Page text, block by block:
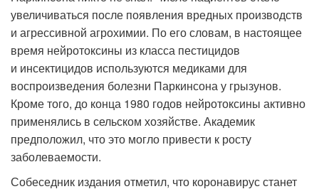
увеличиваться после появления вредных производств
и агрессивной агрохимии. По его словам, в настоящее
время нейротоксины из класса пестицидов
и инсектицидов используются медиками для
воспроизведения болезни Паркинсона у грызунов.
Кроме того, до конца 1980 годов нейротоксины активно
применялись в сельском хозяйстве. Академик
предположил, что это могло привести к росту
заболеваемости.
Собеседник издания отметил, что коронавирус станет